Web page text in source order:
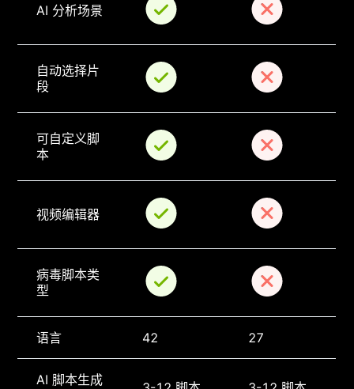
AI 分析场景
自动选择片
段
可自定义脚
本
视频编辑器
病毒脚本类
型
语言 42 27
AI 脚本生成